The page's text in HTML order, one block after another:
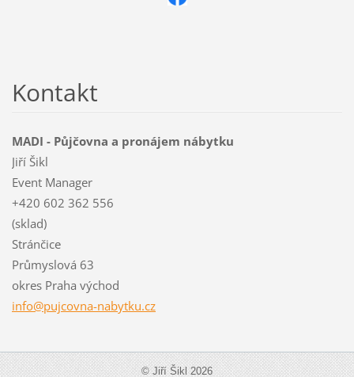
Kontakt
MADI - Půjčovna a pronájem nábytku
Jiří Šikl
Event Manager
+420 602 362 556
(sklad)
Stránčice
Průmyslová 63
okres Praha východ
info@pujcovna-nabytku.cz
© Jiří Šikl 2026